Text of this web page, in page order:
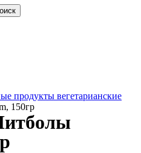
продукты вегетарианские
150гр